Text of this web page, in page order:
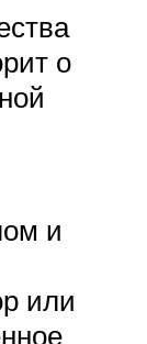
о
и
или